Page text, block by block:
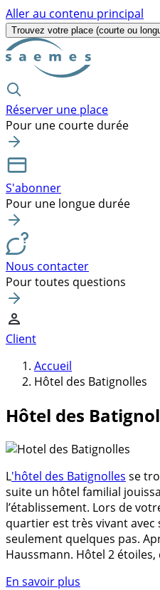
Aller au contenu principal
Trouvez votre place (courte ou
Réserver une place
Pour une courte durée
S'abonner
Pour une longue durée
Nous contacter
Pour toutes questions
Client
Accueil
Hôtel des Batignolles
Hôtel des
L'hôtel des Batignolles se
suite un hôtel familial
l’établissement. Lors de
quartier est très vivant
seulement quelques pas.
Haussmann. Hôtel 2
En savoir plus